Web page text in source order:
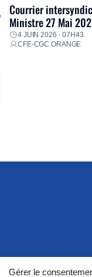
Gérer le
Courrier
Ministre 27 Mai
4 JUIN 2026 - 07H43
CFE-CGC ORANGE
75015 Paris Cedex